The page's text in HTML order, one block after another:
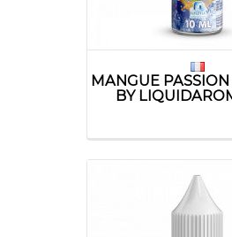
MANGUE
BY